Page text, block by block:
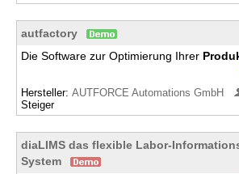
autfactory
Die Software zur Optimierung Ihrer
Hersteller: AUTFORCE Automations GmbH
Steiger
diaLIMS das flexible Labor-
System